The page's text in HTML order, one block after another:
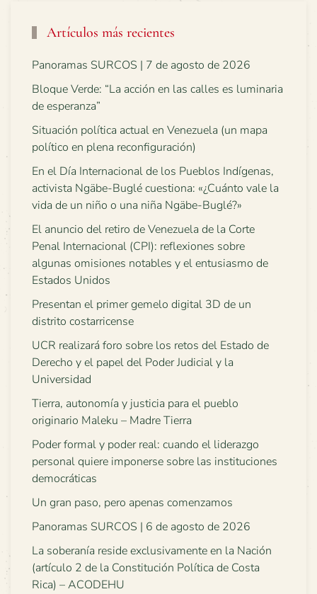
Artículos más recientes
Panoramas SURCOS | 7 de agosto de 2026
Bloque Verde: “La acción en las calles es luminaria
de esperanza”
Situación política actual en Venezuela (un mapa
político en plena reconfiguración)
En el Día Internacional de los Pueblos Indígenas,
activista Ngäbe-Buglé cuestiona: «¿Cuánto vale la
vida de un niño o una niña Ngäbe-Buglé?»
El anuncio del retiro de Venezuela de la Corte
Penal Internacional (CPI): reflexiones sobre
algunas omisiones notables y el entusiasmo de
Estados Unidos
Presentan el primer gemelo digital 3D de un
distrito costarricense
UCR realizará foro sobre los retos del Estado de
Derecho y el papel del Poder Judicial y la
Universidad
Tierra, autonomía y justicia para el pueblo
originario Maleku – Madre Tierra
Poder formal y poder real: cuando el liderazgo
personal quiere imponerse sobre las instituciones
democráticas
Un gran paso, pero apenas comenzamos
Panoramas SURCOS | 6 de agosto de 2026
La soberanía reside exclusivamente en la Nación
(artículo 2 de la Constitución Política de Costa
Rica) – ACODEHU